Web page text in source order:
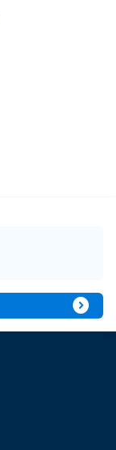
expand_circle_right